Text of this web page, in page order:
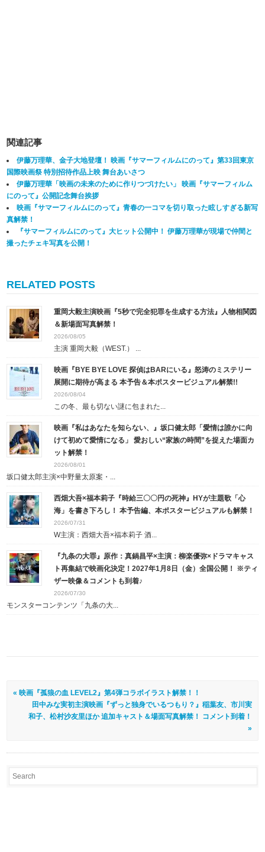
関連記事
伊藤万理華、金子大地登壇！ 映画『サマーフィルムにのって』第33回東京
国際映画祭 特別招待作品上映 舞台あいさつ
伊藤万理華「映画の未来のために作りつづけたい」 映画『サマーフィルム
にのって』公開記念舞台挨拶
映画『サマーフィルムにのって』青春の一コマを切り取った眩しすぎる新写
真解禁！
『サマーフィルムにのって』大ヒット公開中！ 伊藤万理華が現場で仲間と
撮ったチェキ写真を公開！
RELATED POSTS
重岡大毅主演映画『5秒で完全犯罪を生成する方法』人物相関図
＆新場面写真解禁！
2026/08/05
主演 重岡大毅（WEST.） ...
映画『BYE BYE LOVE 探偵はBARにいる』怒涛のミステリー
展開に期待が高まる 本予告＆本ポスタービジュアル解禁!!
2026/08/04
この冬、最も切ない謎に包まれた...
映画『私はあなたを知らない、』坂口健太郎「愛情は誰かに向
けて初めて愛情になる」 愛おしい“家族の時間”を捉えた場面カ
ット解禁！
2026/08/01
坂口健太郎主演×中野量太原案・...
西畑大吾×福本莉子『時給三〇〇円の死神』HYが主題歌「心
海」を書き下ろし！ 本予告編、本ポスタービジュアルも解禁！
2026/07/31
W主演：西畑大吾×福本莉子 酒...
『九条の大罪』原作：真鍋昌平×主演：柳楽優弥×ドラマキャス
ト再集結で映画化決定！2027年1月8日（金）全国公開！ ※ティ
ザー映像＆コメントも到着♪
2026/07/30
モンスターコンテンツ「九条の大...
« 映画『孤狼の血 LEVEL2』第4弾コラボイラスト解禁！！
田中みな実初主演映画『ずっと独身でいるつもり？』稲葉友、市川実
和子、松村沙友里ほか 追加キャスト＆場面写真解禁！ コメント到着！
»